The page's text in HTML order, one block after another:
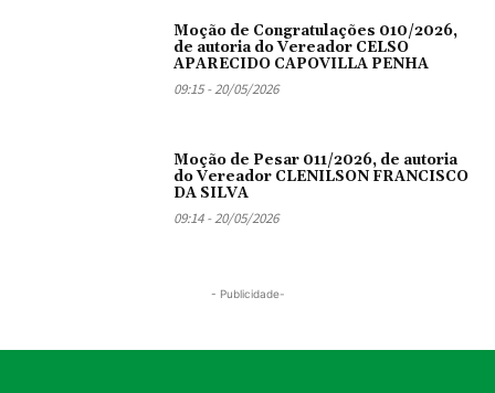
Moção de Congratulações 010/2026,
de autoria do Vereador CELSO
APARECIDO CAPOVILLA PENHA
09:15 - 20/05/2026
Moção de Pesar 011/2026, de autoria
do Vereador CLENILSON FRANCISCO
DA SILVA
09:14 - 20/05/2026
- Publicidade-